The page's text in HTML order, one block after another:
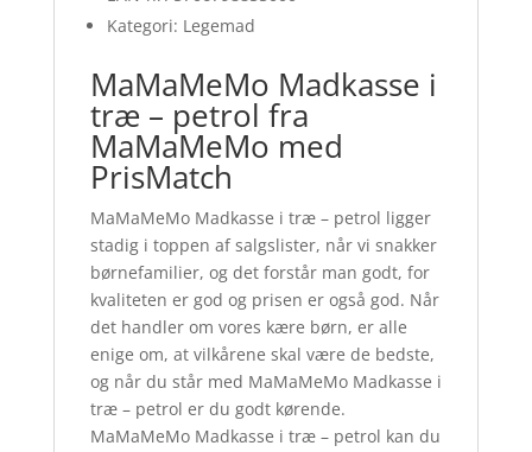
Kategori: Legemad
MaMaMeMo Madkasse i
træ – petrol fra
MaMaMeMo med
PrisMatch
MaMaMeMo Madkasse i træ – petrol ligger
stadig i toppen af salgslister, når vi snakker
børnefamilier, og det forstår man godt, for
kvaliteten er god og prisen er også god. Når
det handler om vores kære børn, er alle
enige om, at vilkårene skal være de bedste,
og når du står med MaMaMeMo Madkasse i
træ – petrol er du godt kørende.
MaMaMeMo Madkasse i træ – petrol kan du